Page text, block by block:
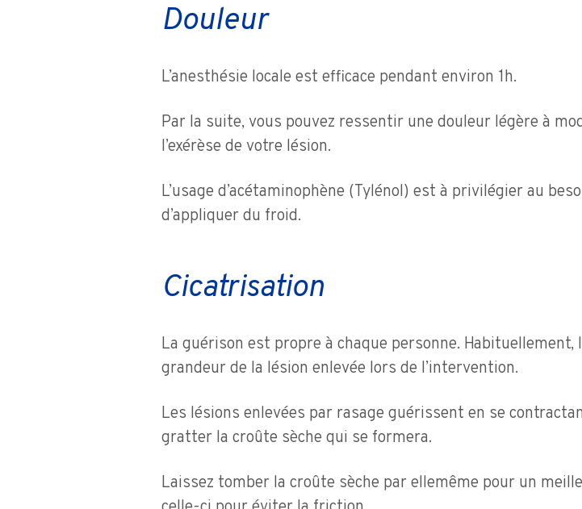
Douleur
L’anesthésie locale est efficace pendant environ 1h.
Par la suite, vous pouvez ressentir une douleur légère à
l’exérèse de votre lésion.
L’usage d’acétaminophène (Tylénol) est à privilégier au
d’appliquer du froid.
Cicatrisation
La guérison est propre à chaque personne.
grandeur de la lésion enlevée lors de l’intervention.
Les lésions enlevées par rasage guérissent en se
gratter la croûte sèche qui se formera.
Laissez tomber la croûte sèche par ellemême pour un